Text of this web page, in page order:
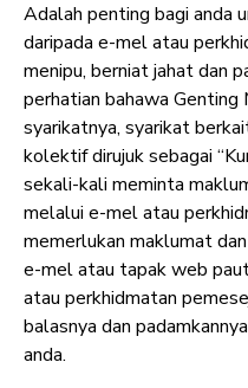
Adalah penting bagi anda
daripada e-mel atau
menipu, berniat jahat dan
perhatian bahawa Genting
syarikatnya, syarikat
kolektif dirujuk sebagai
sekali-kali meminta
melalui e-mel atau
memerlukan maklumat
e-mel atau tapak web
atau perkhidmatan
balasnya dan
anda.